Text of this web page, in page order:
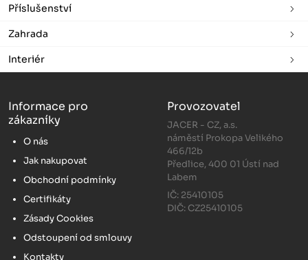
Příslušenství
Zahrada
Interiér
Informace pro
zákazníky
O nás
Jak nakupovat
Obchodní podmínky
Certifikáty
Zásady Cookies
Odstoupení od smlouvy
Kontakty
Provozovatel
JACER - CZ, a.s.
náměstí Prokopa Velikého
466/12b
Předlice, 400 01 Ústí nad
Labem
IČ: 25410105
DIČ: CZ25410105